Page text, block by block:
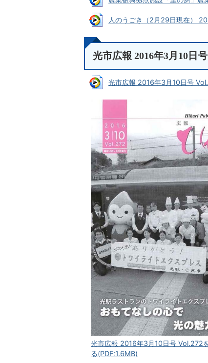
人のうごき（2月29日現在）
光市広報 2016年3月10日
光市広報 2016年3月10日号
光市広報 2016年3月10日号 Vol.272
る(PDF:1.6MB)